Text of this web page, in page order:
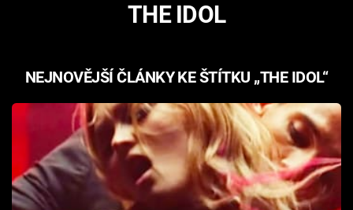
PLNEJ KOTEL AVENGERS 5
Témata
Filmy
Seriály
THE IDOL
NEJNOVĚJŠÍ ČLÁNKY KE ŠTÍTKU „THE IDOL“